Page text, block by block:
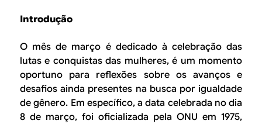
a
Introdução
O mês de março é dedicado à celebração das
lutas e conquistas das mulheres, é um momento
oportuno para reflexões sobre os avanços e
desafios ainda presentes na busca por igualdade
de gênero. Em específico, a data celebrada no dia
8 de março, foi oficializada pela ONU em 1975,